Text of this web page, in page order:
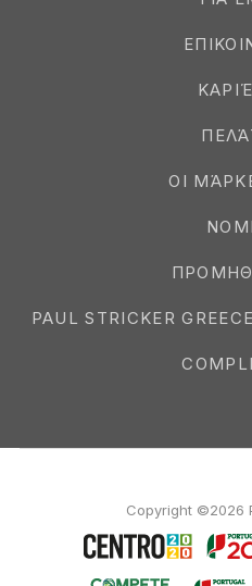
ΟΙ
PAUL STRICKER
Copyright ©2026